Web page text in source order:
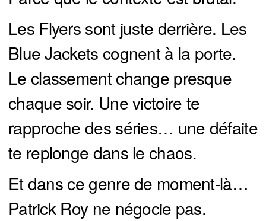
Les Flyers sont juste derrière. Les
Blue Jackets cognent à la porte.
Le classement change presque
chaque soir. Une victoire te
rapproche des séries… une défaite
te replonge dans le chaos.
Et dans ce genre de moment-là…
Patrick Roy ne négocie pas.